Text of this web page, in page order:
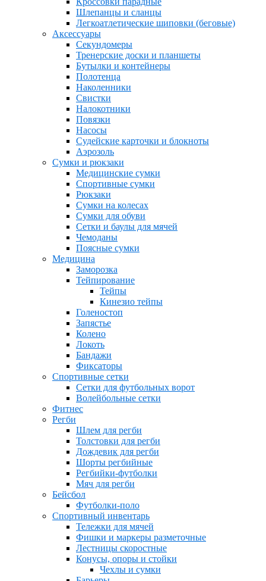
Шлепанцы и сланцы
Легкоатлетические шиповки (беговые)
Аксессуары
Секундомеры
Тренерские доски и планшеты
Бутылки и контейнеры
Полотенца
Наколенники
Свистки
Налокотники
Повязки
Насосы
Судейские карточки и блокноты
Аэрозоль
Сумки и рюкзаки
Медицинские сумки
Спортивные сумки
Рюкзаки
Сумки на колесах
Сумки для обуви
Сетки и баулы для мячей
Чемоданы
Поясные сумки
Медицина
Заморозка
Тейпирование
Тейпы
Кинезио тейпы
Голеностоп
Запястье
Колено
Локоть
Бандажи
Фиксаторы
Спортивные сетки
Сетки для футбольных ворот
Волейбольные сетки
Фитнес
Регби
Шлем для регби
Толстовки для регби
Дождевик для регби
Шорты регбийные
Регбийки-футболки
Мяч для регби
Бейсбол
Футболки-поло
Спортивный инвентарь
Тележки для мячей
Фишки и маркеры разметочные
Лестницы скоростные
Конусы, опоры и стойки
Чехлы и сумки